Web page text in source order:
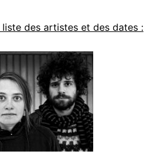
des artistes et des dates :